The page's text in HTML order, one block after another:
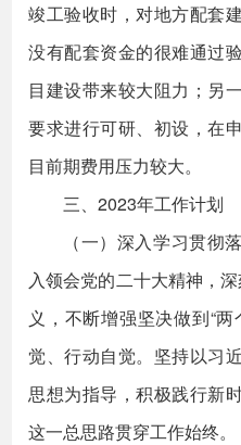
竣工验收时，对地方配套
没有配套资金的很难通过
目建设带来较大阻力；另
要求进行可研、初设，在
目前期费用压力较大。
三、2023年工作计划
（一）深入学习贯彻
入领会党的二十大精神，
义，不断增强坚决做到“
觉、行动自觉。坚持以习
思想为指导，积极践行新
这一总思路贯穿工作始终。